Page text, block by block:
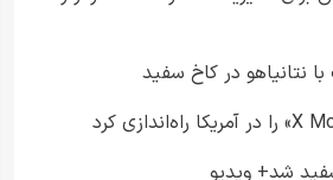
نتانیاهو در کاخ سفید
شد+ ویدیو